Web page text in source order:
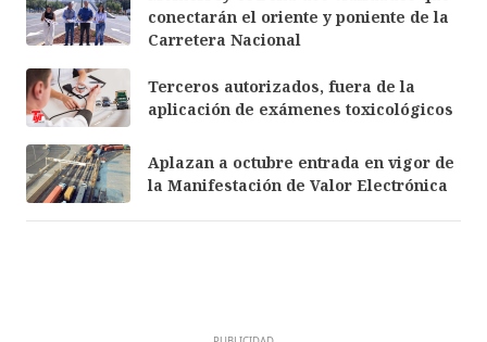
conectarán el oriente y poniente de la
Carretera Nacional
Terceros autorizados, fuera de la
aplicación de exámenes toxicológicos
Aplazan a octubre entrada en vigor de
la Manifestación de Valor Electrónica